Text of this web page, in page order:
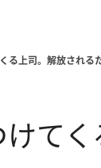
る上司。解放される
て